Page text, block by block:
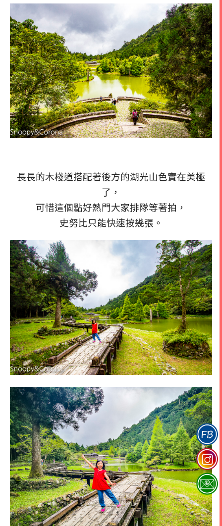
長長的木棧道搭配著後方的湖光山色實在美極
了，
可惜這個點好熱門大家排隊等著拍，
史努比只能快速按幾張。